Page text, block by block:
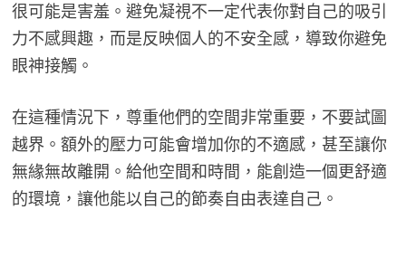
很可能是害羞。避免凝視不一定代表你對自己的吸引
力不感興趣，而是反映個人的不安全感，導致你避免
眼神接觸。
在這種情況下，尊重他們的空間非常重要，不要試圖
越界。額外的壓力可能會增加你的不適感，甚至讓你
無緣無故離開。給他空間和時間，能創造一個更舒適
的環境，讓他能以自己的節奏自由表達自己。